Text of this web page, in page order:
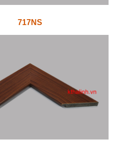
717NS